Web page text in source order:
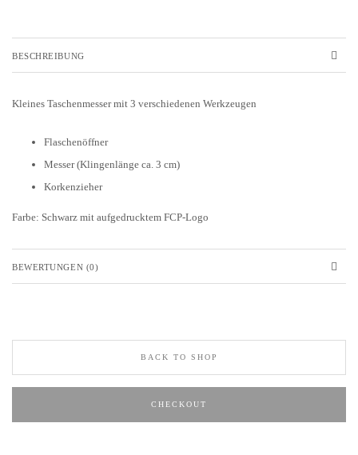
BESCHREIBUNG
Kleines Taschenmesser mit 3 verschiedenen Werkzeugen
Flaschenöffner
Messer (Klingenlänge ca. 3 cm)
Korkenzieher
Farbe: Schwarz mit aufgedrucktem FCP-Logo
BEWERTUNGEN (0)
BACK TO SHOP
CHECKOUT